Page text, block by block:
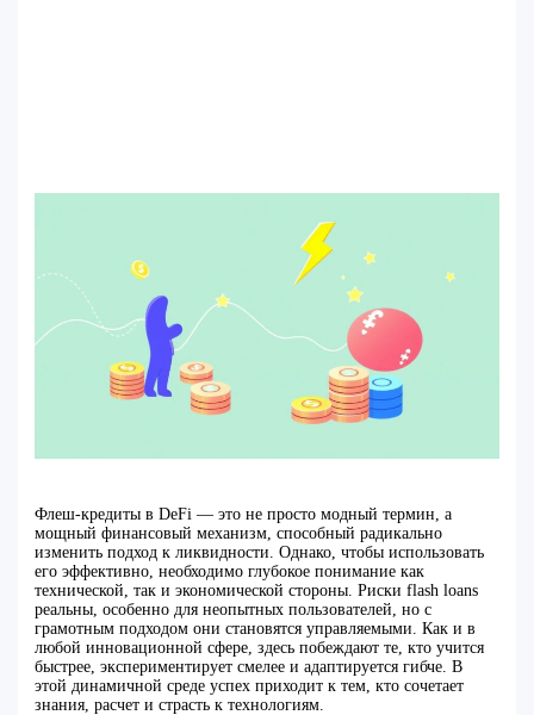
Флеш-кредиты в DeFi — это не просто модный термин, а
мощный финансовый механизм, способный радикально
изменить подход к ликвидности. Однако, чтобы использовать
его эффективно, необходимо глубокое понимание как
технической, так и экономической стороны. Риски flash loans
реальны, особенно для неопытных пользователей, но с
грамотным подходом они становятся управляемыми. Как и в
любой инновационной сфере, здесь побеждают те, кто учится
быстрее, экспериментирует смелее и адаптируется гибче. В
этой динамичной среде успех приходит к тем, кто сочетает
знания, расчет и страсть к технологиям.